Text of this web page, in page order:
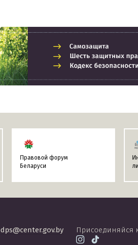
Правовой форум
Беларуси
dps@center.gov.by Присоединяйся